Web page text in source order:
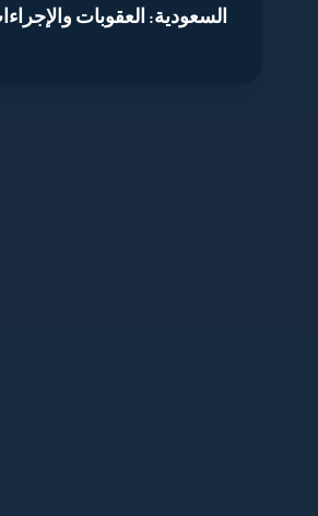
السعودية: العقوبات